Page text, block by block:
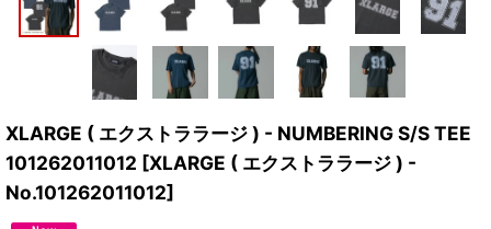
XLARGE ( エクストララージ ) - NUMBERING S/S TEE
101262011012 [XLARGE ( エクストララージ ) -
No.101262011012]